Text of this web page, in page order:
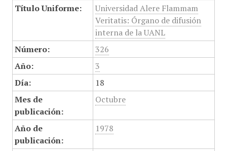
Título Uniforme:
Universidad Alere Flammam
Veritatis: Órgano de difusión
interna de la UANL
Número:
326
Año:
3
Día:
18
Mes de
publicación:
Octubre
Año de
publicación:
1978